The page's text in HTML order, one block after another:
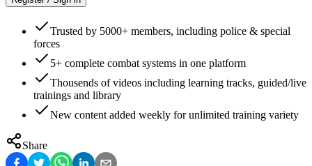
Trusted by 5000+ members, including police & special
forces
5+ complete combat systems in one platform
Thousends of videos including learning tracks, guided/live
trainings and library
New content added weekly for unlimited training variety
Share